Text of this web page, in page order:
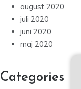
august 2020
juli 2020
juni 2020
maj 2020
Categories